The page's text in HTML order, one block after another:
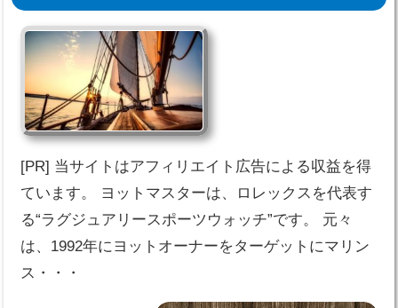
[PR] 当サイトはアフィリエイト広告による収益を得
ています。 ヨットマスターは、ロレックスを代表す
る“ラグジュアリースポーツウォッチ”です。 元々
は、1992年にヨットオーナーをターゲットにマリン
ス・・・